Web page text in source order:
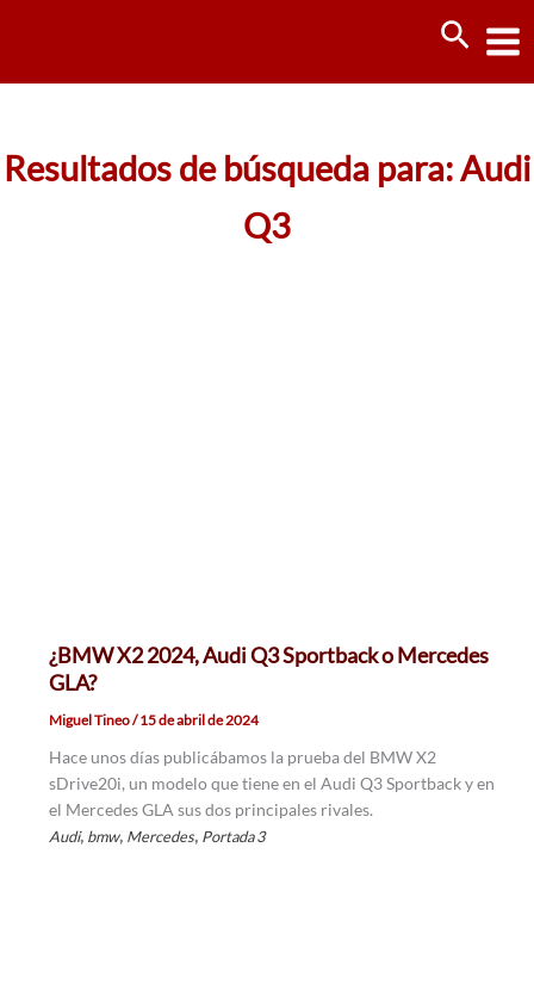
Resultados de búsqueda para:Audi
Q3
¿BMW X2 2024, Audi Q3 Sportback o Mercedes
GLA?
Miguel Tineo/15 de abril de 2024
Hace unos días publicábamos la prueba del BMW X2
sDrive20i, un modelo que tiene en el Audi Q3 Sportback y en
el Mercedes GLA sus dos principales rivales.
Audi, bmw, Mercedes, Portada 3